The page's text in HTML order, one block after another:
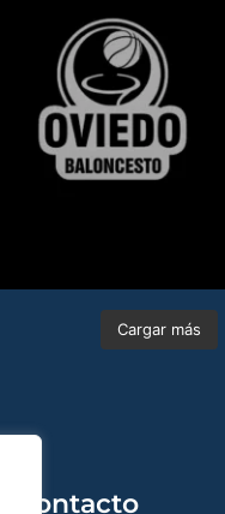
Cargar más
Contacto